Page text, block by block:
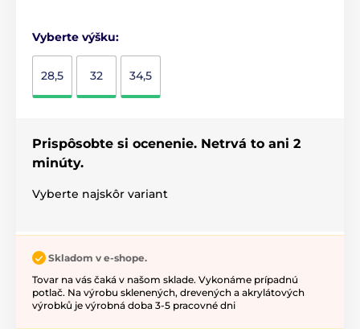
Vyberte výšku:
28,5 32 34,5
Prispôsobte si ocenenie. Netrvá to ani 2
minúty.
Vyberte najskôr variant
Skladom v e-shope.
Tovar na vás čaká v našom sklade. Vykonáme prípadnú
potlač. Na výrobu sklenených, drevených a akrylátových
výrobků je výrobná doba 3-5 pracovné dni